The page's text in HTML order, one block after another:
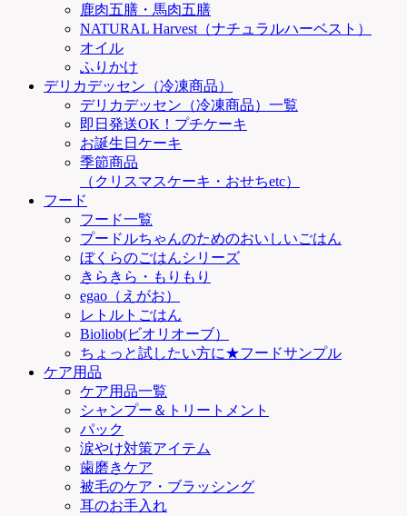
鹿肉五膳・馬肉五膳
NATURAL Harvest（ナチュラルハーベスト）
オイル
ふりかけ
デリカデッセン（冷凍商品）
デリカデッセン（冷凍商品）一覧
即日発送OK！プチケーキ
お誕生日ケーキ
季節商品
（クリスマスケーキ・おせちetc）
フード
フード一覧
プードルちゃんのためのおいしいごはん
ぼくらのごはんシリーズ
きらきら・もりもり
egao（えがお）
レトルトごはん
Bioliob(ビオリオーブ）
ちょっと試したい方に★フードサンプル
ケア用品
ケア用品一覧
シャンプー＆トリートメント
パック
涙やけ対策アイテム
歯磨きケア
被毛のケア・ブラッシング
耳のお手入れ